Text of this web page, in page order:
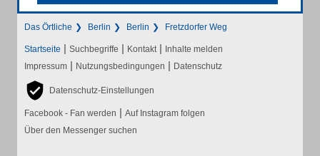
Das Örtliche Berlin Berlin Fretzdorfer Weg
Startseite | Suchbegriffe | Kontakt | Inhalte melden
Impressum | Nutzungsbedingungen | Datenschutz
Datenschutz-Einstellungen
Facebook - Fan werden | Auf Instagram folgen
Über den Messenger suchen